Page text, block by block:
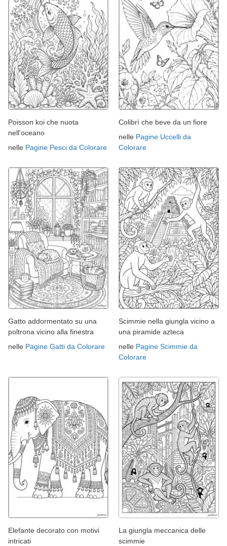
Poisson koi che nuota
nell'oceano
nelle Pagine Pesci da Colorare
Colibrì che beve da un fiore
nelle Pagine Uccelli da
Colorare
Gatto addormentato su una
poltrona vicino alla finestra
nelle Pagine Gatti da Colorare
Scimmie nella giungla vicino a
una piramide azteca
nelle Pagine Scimmie da
Colorare
Elefante decorato con motivi
intricati
La giungla meccanica delle
scimmie